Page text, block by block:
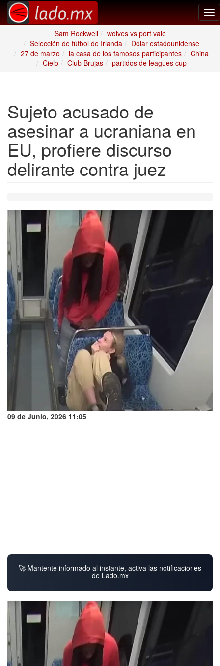
Sam Rockwell
wolves vs port vale
Selección de fútbol de Irlanda
Dólar estadounidense
27 de marzo
la casa de los famosos participantes
China
Cielo
Club Brujas partidos de leagues cup
Sujeto acusado de
asesinar a ucraniana en
EU, profiere discurso
delirante contra juez
09 de Junio, 2026 11:05
🚀 Mantente informado al instante, activa las notificaciones
de Lado.mx